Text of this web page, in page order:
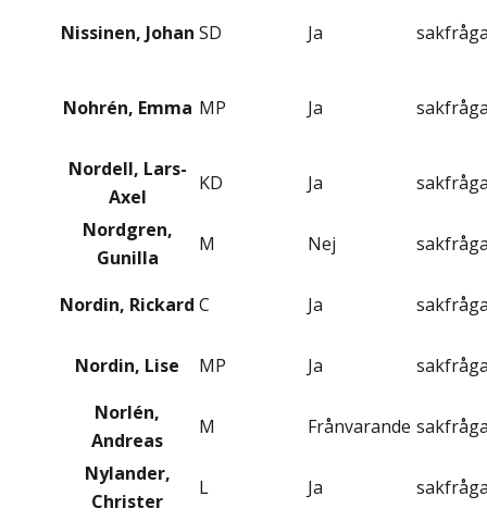
Nissinen, Johan SD Ja
Nohrén, Emma MP Ja
Nordell, Lars-
Axel
KD Ja
Nordgren,
Gunilla
M Nej
Nordin, Rickard C Ja
Nordin, Lise MP Ja
Norlén,
Andreas
M Frånvarande
Nylander,
Christer
L Ja